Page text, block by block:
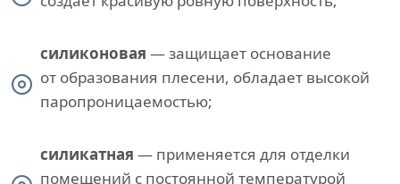
силиконовая — защищает основание
от образования плесени, обладает высокой
паропроницаемостью;
силикатная — применяется для отделки
помещений с постоянной температурой